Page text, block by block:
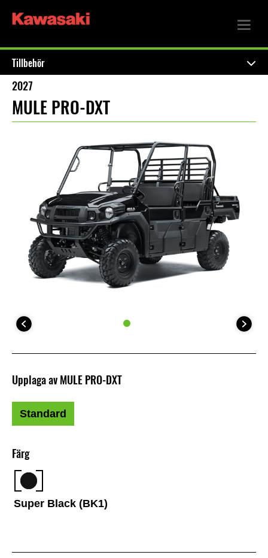
Tillbehör
2027
MULE PRO-DXT
Färg
Super Black (BK1)
Upplaga av MULE PRO-DXT
Standard